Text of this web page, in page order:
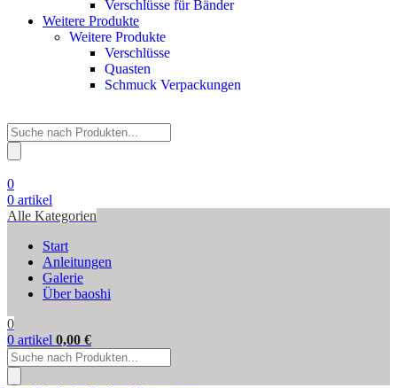
Verschlüsse für Bänder
Weitere Produkte
Weitere Produkte
Verschlüsse
Quasten
Schmuck Verpackungen
Products
search
0
0 artikel
Alle Kategorien
Start
Anleitungen
Galerie
Über baoshi
0
0 artikel 0,00 €
Products
search